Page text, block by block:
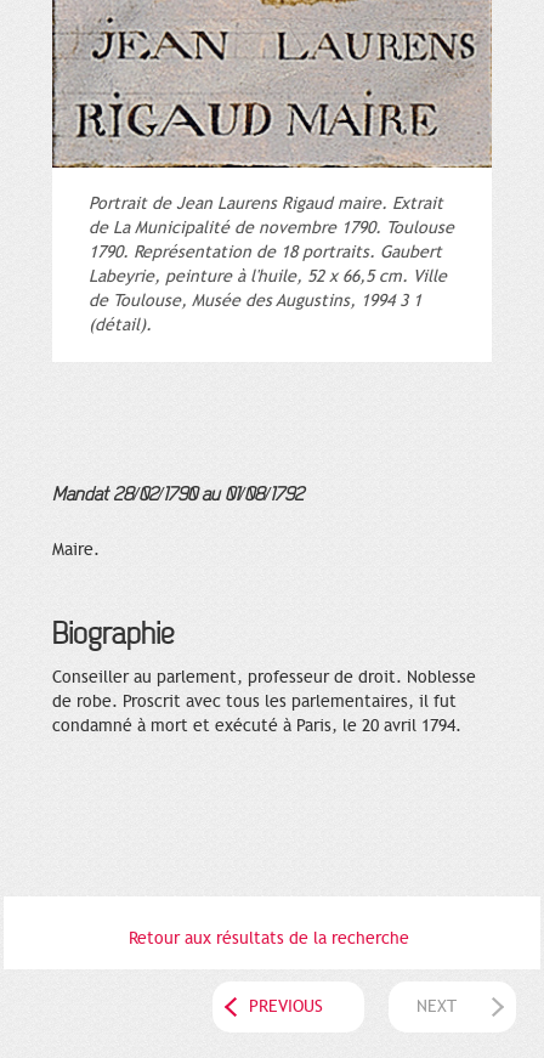
Portrait de Jean Laurens Rigaud maire. Extrait
de La Municipalité de novembre 1790. Toulouse
1790. Représentation de 18 portraits. Gaubert
Labeyrie, peinture à l'huile, 52 x 66,5 cm. Ville
de Toulouse, Musée des Augustins, 1994 3 1
(détail).
Mandat 28/02/1790 au 01/08/1792
Maire.
Biographie
Conseiller au parlement, professeur de droit. Noblesse
de robe. Proscrit avec tous les parlementaires, il fut
condamné à mort et exécuté à Paris, le 20 avril 1794.
Retour aux résultats de la recherche
PREVIOUS NEXT